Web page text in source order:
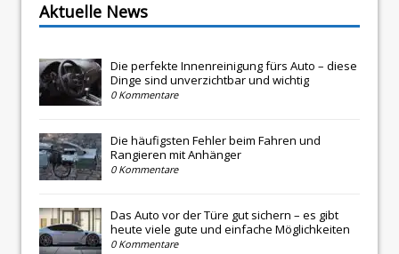
Aktuelle News
Die perfekte Innenreinigung fürs Auto – diese
Dinge sind unverzichtbar und wichtig
0 Kommentare
Die häufigsten Fehler beim Fahren und
Rangieren mit Anhänger
0 Kommentare
Das Auto vor der Türe gut sichern – es gibt
heute viele gute und einfache Möglichkeiten
0 Kommentare